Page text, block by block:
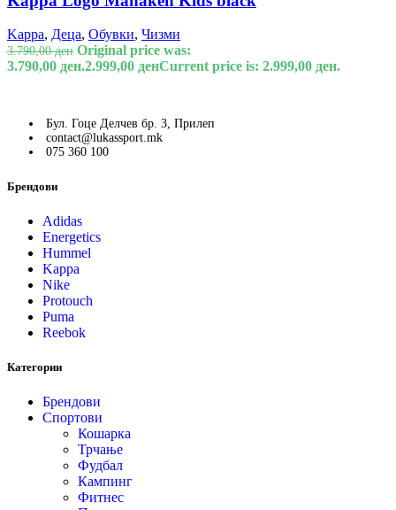
Kappa, Деца, Обувки, Чизми
3.790,00ден Original price was:
3.790,00 ден.2.999,00 денCurrent price is: 2.999,00 ден.
Бул. Гоце Делчев бр. 3, Прилеп
contact@lukassport.mk
075 360 100
Брендови
Adidas
Energetics
Hummel
Kappa
Nike
Protouch
Puma
Reebok
Категории
Брендови
Спортови
Кошарка
Трчање
Фудбал
Кампинг
Фитнес